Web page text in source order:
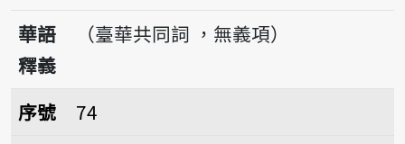
播放音讀tāi-hō
華語
釋義
（臺華共同詞 ，無義項）
序號74當局
序號
74